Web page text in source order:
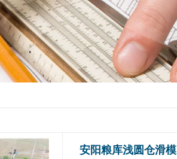
筒仓滑模
竖井滑模
荣誉资质 知识百科
时事聚焦
其他
安阳粮库浅圆仓滑模